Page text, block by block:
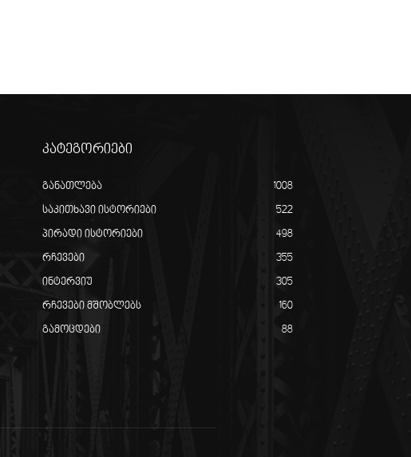
კატეგორიები
განათლება 1008
საკითხავი ისტორიები 522
პირადი ისტორიები 498
რჩევები 355
ინტერვიუ 305
რჩევები მშობლებს 160
გამოცდები 88